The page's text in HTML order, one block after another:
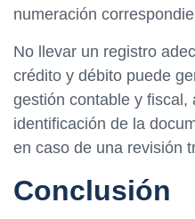
numeración
No llevar un registro
crédito y débito puede
gestión contable y fiscal,
identificación de la
en caso de una revisión
Conclusión